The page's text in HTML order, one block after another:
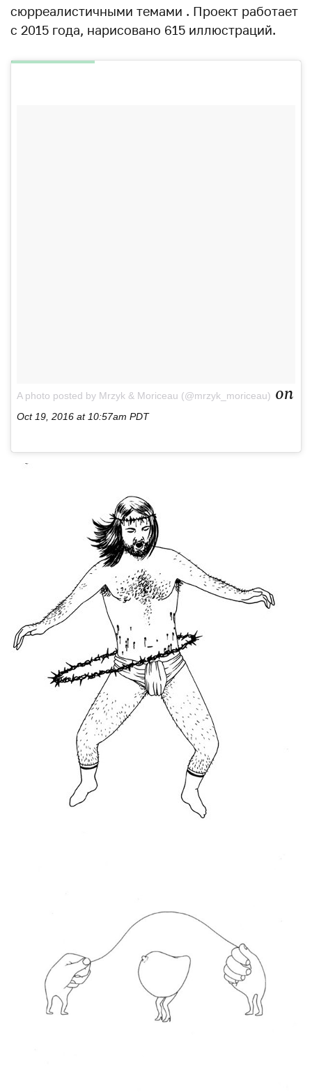
сюрреалистичными темами . Проект работает
с 2015 года, нарисовано 615 иллюстраций.
A photo posted by Mrzyk & Moriceau (@mrzyk_moriceau) on
Oct 19, 2016 at 10:57am PDT